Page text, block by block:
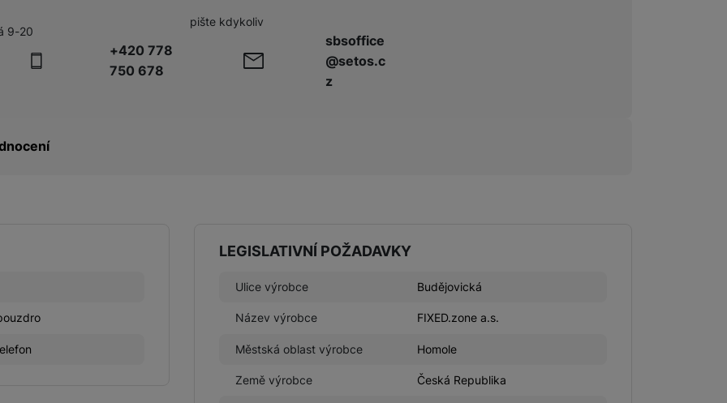
9-20
+420 778
750 678
pište kdykoliv
sbsoffice
@setos.c
z
LEGISLATIVNÍ POŽADAVKY
Ulice výrobce Budějovická
Název výrobce FIXED.zone a.s.
Městská oblast výrobce Homole
Země výrobce Česká Republika